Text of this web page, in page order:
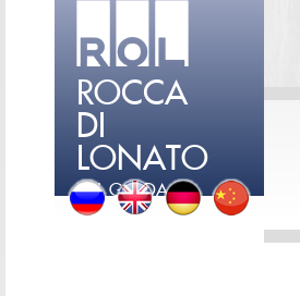
ROCCA
DI
LONATO
DEL GARDA